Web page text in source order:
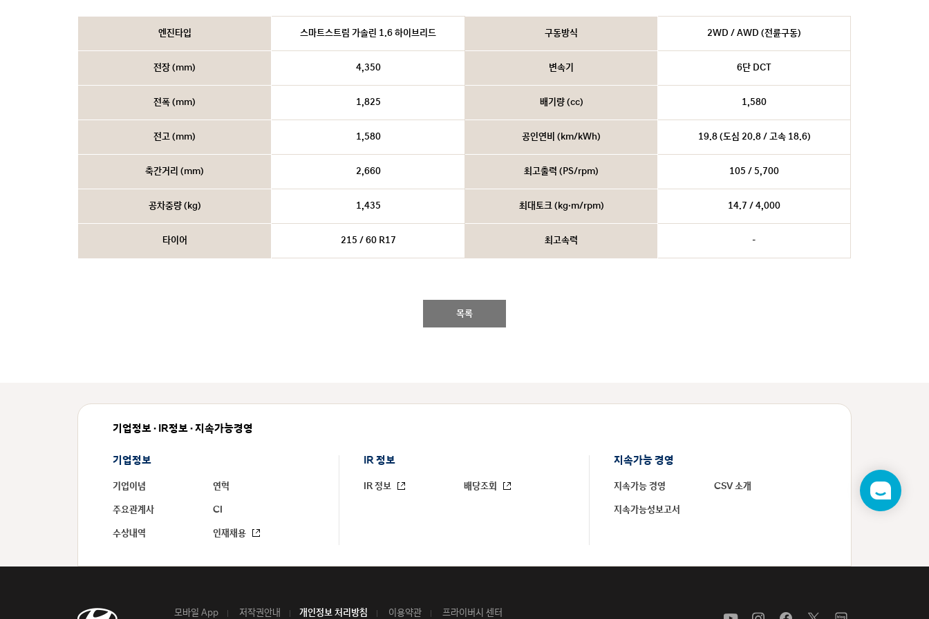
엔진타입 스마트스트림 가솔린 1.6 하이브리드 구동방식 2WD / AWD (전륜구동)
전장 (mm) 4,350 변속기 6단 DCT
전폭 (mm) 1,825 배기량 (cc) 1,580
전고 (mm) 1,580 공인연비 (km/kWh) 19.8 (도심 20.8 / 고속 18.6)
축간거리 (mm) 2,660 최고출력 (PS/rpm) 105 / 5,700
공차중량 (kg) 1,435 최대토크 (kg·m/rpm) 14.7 / 4,000
타이어 215 / 60 R17 최고속력 -
목록
챗
봇
기업정보 · IR정보 · 지속가능경영
기업정보
기업이념 연혁
주요관계사 CI
수상내역 인재채용
IR 정보
IR 정보 배당조회
지속가능 경영
지속가능 경영 CSV 소개
지속가능성보고서
모바일 App 저작권안내 개인정보 처리방침 이용약관 프라이버시 센터